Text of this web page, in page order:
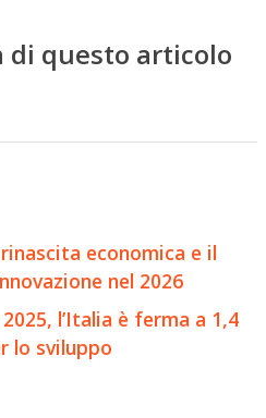
questo articolo
economica e il
nel 2026
l’Italia è ferma a 1,4
lo sviluppo